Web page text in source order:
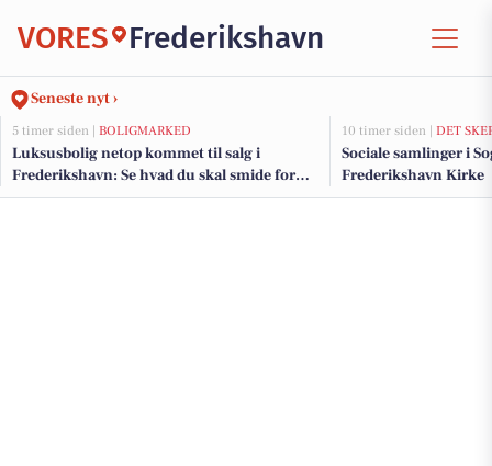
VORES Frederikshavn
Seneste nyt ›
5 timer siden | BOLIGMARKED
Luksusbolig netop kommet til salg i
Frederikshavn: Se hvad du skal smide for
Frederikshavns dyreste adresser her
10 timer siden | DET
Sociale samlinger i
Frederikshavn Kirke